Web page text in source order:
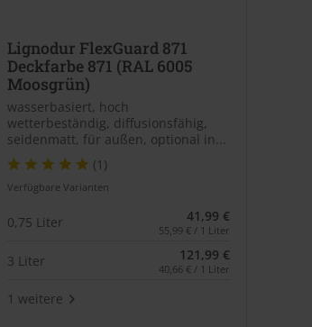
Lignodur FlexGuard 871
Deckfarbe 871 (RAL 6005
Moosgrün)
wasserbasiert, hoch
wetterbeständig, diffusionsfähig,
seidenmatt, für außen, optional in...
(1)
Verfügbare Varianten
0,75 Liter 41,99 €
55,99 € / 1 Liter
3 Liter 121,99 €
40,66 € / 1 Liter
1 weitere